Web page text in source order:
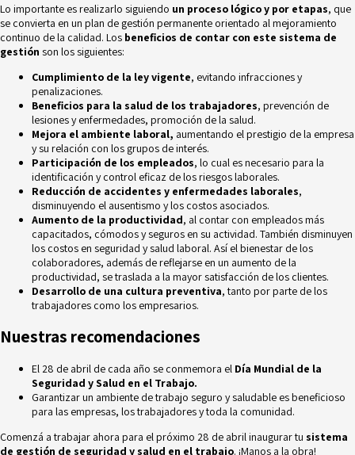
Lo importante es realizarlo siguiendo un proceso lógico y por etapas, que
se convierta en un plan de gestión permanente orientado al mejoramiento
continuo de la calidad. Los beneficios de contar con este sistema de
gestión son los siguientes:
Cumplimiento de la ley vigente, evitando infracciones y
penalizaciones.
Beneficios para la salud de los trabajadores, prevención de
lesiones y enfermedades, promoción de la salud.
Mejora el ambiente laboral, aumentando el prestigio de la empresa
y su relación con los grupos de interés.
Participación de los empleados, lo cual es necesario para la
identificación y control eficaz de los riesgos laborales.
Reducción de accidentes y enfermedades laborales,
disminuyendo el ausentismo y los costos asociados.
Aumento de la productividad, al contar con empleados más
capacitados, cómodos y seguros en su actividad. También disminuyen
los costos en seguridad y salud laboral. Así el bienestar de los
colaboradores, además de reflejarse en un aumento de la
productividad, se traslada a la mayor satisfacción de los clientes.
Desarrollo de una cultura preventiva, tanto por parte de los
trabajadores como los empresarios.
Nuestras recomendaciones
El 28 de abril de cada año se conmemora el Día Mundial de la
Seguridad y Salud en el Trabajo.
Garantizar un ambiente de trabajo seguro y saludable es beneficioso
para las empresas, los trabajadores y toda la comunidad.
Comenzá a trabajar ahora para el próximo 28 de abril inaugurar tu sistema
de gestión de seguridad y salud en el trabajo. ¡Manos a la obra!